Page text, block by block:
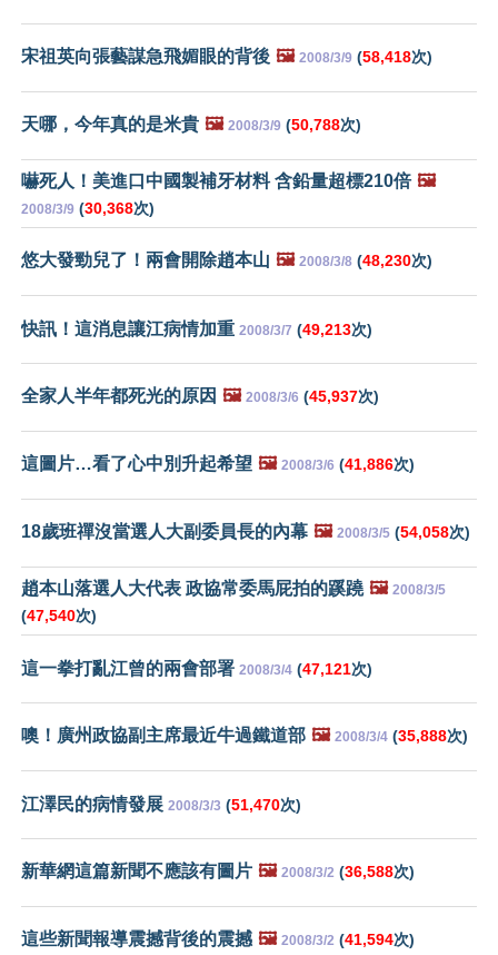
宋祖英向張藝謀急飛媚眼的背後 🖼️ 2008/3/9 (58,418次)
天哪，今年真的是米貴 🖼️ 2008/3/9 (50,788次)
嚇死人！美進口中國製補牙材料 含鉛量超標210倍 🖼️
2008/3/9 (30,368次)
悠大發勁兒了！兩會開除趙本山 🖼️ 2008/3/8 (48,230次)
快訊！這消息讓江病情加重 2008/3/7 (49,213次)
全家人半年都死光的原因 🖼️ 2008/3/6 (45,937次)
這圖片…看了心中別升起希望 🖼️ 2008/3/6 (41,886次)
18歲班禪沒當選人大副委員長的內幕 🖼️ 2008/3/5 (54,058次)
趙本山落選人大代表 政協常委馬屁拍的蹊蹺 🖼️ 2008/3/5
(47,540次)
這一拳打亂江曾的兩會部署 2008/3/4 (47,121次)
噢！廣州政協副主席最近牛過鐵道部 🖼️ 2008/3/4 (35,888次)
江澤民的病情發展 2008/3/3 (51,470次)
新華網這篇新聞不應該有圖片 🖼️ 2008/3/2 (36,588次)
這些新聞報導震撼背後的震撼 🖼️ 2008/3/2 (41,594次)